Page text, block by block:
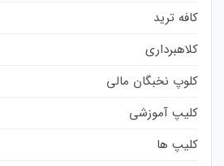
کافه ترید
کلاهبرداری
کلوپ نخبگان مالی
کلیپ آموزشی
کلیپ ها